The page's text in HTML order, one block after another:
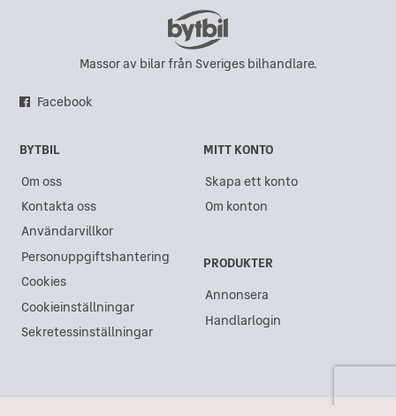
Massor av bilar från Sveriges bilhandlare.
Facebook
BYTBIL
Om oss
Kontakta oss
Användarvillkor
Personuppgiftshantering
Cookies
Cookieinställningar
Sekretessinställningar
MITT KONTO
Skapa ett konto
Om konton
PRODUKTER
Annonsera
Handlarlogin